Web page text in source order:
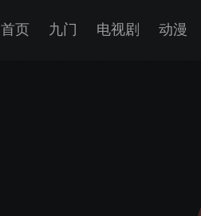
首页 九门 电视剧 动漫